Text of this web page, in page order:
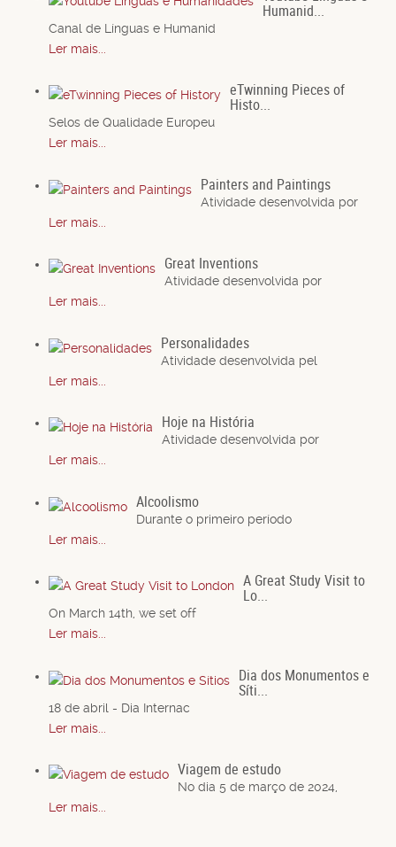
Humanid...
Canal de Línguas e Humanid
Ler mais...
eTwinning Pieces of
Histo...
Selos de Qualidade Europeu
Ler mais...
Painters and Paintings
Atividade desenvolvida por
Ler mais...
Great Inventions
Atividade desenvolvida por
Ler mais...
Personalidades
Atividade desenvolvida pel
Ler mais...
Hoje na História
Atividade desenvolvida por
Ler mais...
Alcoolismo
Durante o primeiro período
Ler mais...
A Great Study Visit to
Lo...
On March 14th, we set off
Ler mais...
Dia dos Monumentos e
Síti...
18 de abril - Dia Internac
Ler mais...
Viagem de estudo
No dia 5 de março de 2024,
Ler mais...